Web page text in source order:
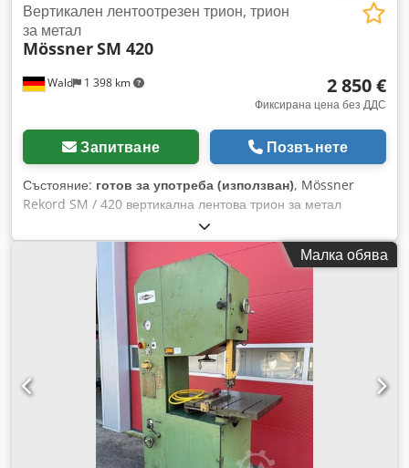
Wald 1 398 km
Вертикален лентоотрезен трион, трион
за метал
MössnerSM 420
2 850 €
Фиксирана цена без ДДС
Запитване Позвънете
Състояние: готов за употреба (използван), Mössner
Rekord SM / 420 вертикална лентова трион за метал
Дълбочина на шийката: 410 мм Диаметър на ролките: 420
мм Максимална височина на обработвания детайл: 265 мм
Dedpfxsyh Uyqs Akkeck Дължина на лентата: 3160 мм -
3260 мм Работна височина: 1000 мм 4 предавателни
стъпки Необходима площ: прибл. 920 мм x 740 мм x 1815
мм (Д x Ш x В) Тегло: ок. 560 кг Лентов заваръчен апарат:
Ideal Можете да заповядате за оглед. Можем да
организираме евтин транспорт за Вас! Ще получите
коректна фактура. За чуждестранни клиенти може да бъде
издадена и нетна фактура. Изисква се валиден ДДС номер.
Право на междинна продажба е запазено. Посетете нашия
магазин и разгледайте и другите ни предложения.
Посочените фирмени имена и търговски марки са
Малка обява